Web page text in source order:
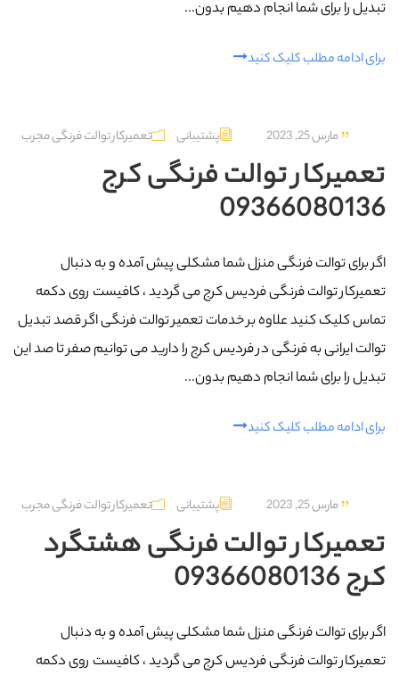
تبدیل را برای شما انجام دهیم بدون...
برای ادامه مطلب کلیک کنید
مارس 25, 2023 پشتیبانی تعمیرکار توالت فرنگی مجرب
تعمیرکار توالت فرنگی کرج
09366080136
اگر برای توالت فرنگی منزل شما مشکلی پیش آمده و به دنبال
تعمیرکار توالت فرنگی فردیس کرج می گردید ، کافیست روی دکمه
تماس کلیک کنید علاوه بر خدمات تعمیر توالت فرنگی اگر قصد تبدیل
توالت ایرانی به فرنگی در فردیس کرج را دارید می توانیم صفر تا صد این
تبدیل را برای شما انجام دهیم بدون...
برای ادامه مطلب کلیک کنید
مارس 25, 2023 پشتیبانی تعمیرکار توالت فرنگی مجرب
تعمیرکار توالت فرنگی هشتگرد
کرج 09366080136
اگر برای توالت فرنگی منزل شما مشکلی پیش آمده و به دنبال
تعمیرکار توالت فرنگی فردیس کرج می گردید ، کافیست روی دکمه